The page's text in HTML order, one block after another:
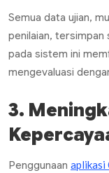
Semua data ujian,
penilaian, tersimpan
pada sistem ini
mengevaluasi
3.
Penggunaan aplikasi